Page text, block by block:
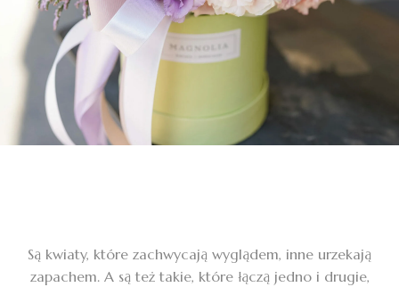
Są kwiaty, które zachwycają wyglądem, inne urzekają
zapachem. A są też takie, które łączą jedno i drugie,